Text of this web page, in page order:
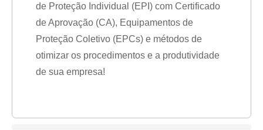
de Proteção Individual (EPI) com Certificado
de Aprovação (CA), Equipamentos de
Proteção Coletivo (EPCs) e métodos de
otimizar os procedimentos e a produtividade
de sua empresa!